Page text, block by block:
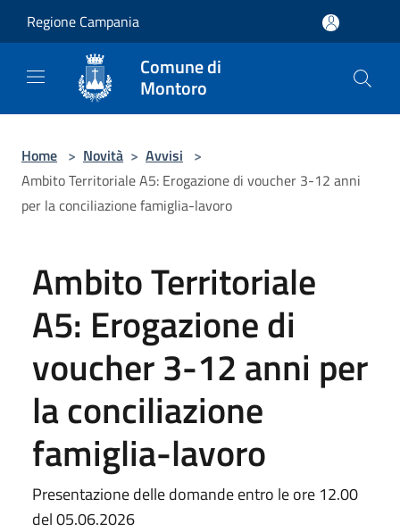
Regione Campania
Comune di
Montoro
Home > Novità > Avvisi >
Ambito Territoriale A5: Erogazione di voucher 3-12 anni
per la conciliazione famiglia-lavoro
Ambito Territoriale
A5: Erogazione di
voucher 3-12 anni per
la conciliazione
famiglia-lavoro
Presentazione delle domande entro le ore 12.00
del 05.06.2026